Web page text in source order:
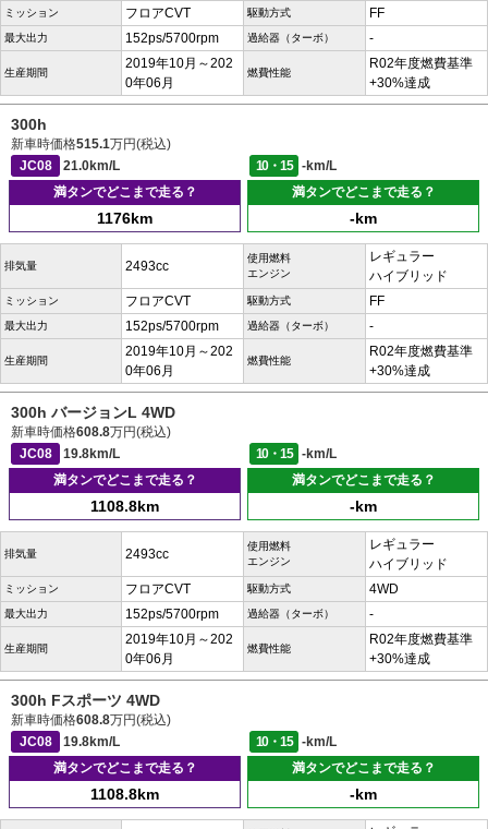
ミッション フロアCVT 駆動方式 FF
最大出力 152ps/5700rpm 過給器（ターボ） -
生産期間
2019年10月～202
0年06月
燃費性能
R02年度燃費基準
+30%達成
300h
新車時価格515.1万円(税込)
JC08
21.0km/L 10・15
-km/L
満タンでどこまで走る？
1176km
満タンでどこまで走る？
-km
排気量 2493cc
使用燃料
エンジン
レギュラー
ハイブリッド
ミッション フロアCVT 駆動方式 FF
最大出力 152ps/5700rpm 過給器（ターボ） -
生産期間
2019年10月～202
0年06月
燃費性能
R02年度燃費基準
+30%達成
300h バージョンL 4WD
新車時価格608.8万円(税込)
JC08
19.8km/L 10・15
-km/L
満タンでどこまで走る？
1108.8km
満タンでどこまで走る？
-km
排気量 2493cc
使用燃料
エンジン
レギュラー
ハイブリッド
ミッション フロアCVT 駆動方式 4WD
最大出力 152ps/5700rpm 過給器（ターボ） -
生産期間
2019年10月～202
0年06月
燃費性能
R02年度燃費基準
+30%達成
300h Fスポーツ 4WD
新車時価格608.8万円(税込)
JC08
19.8km/L 10・15
-km/L
満タンでどこまで走る？
1108.8km
満タンでどこまで走る？
-km